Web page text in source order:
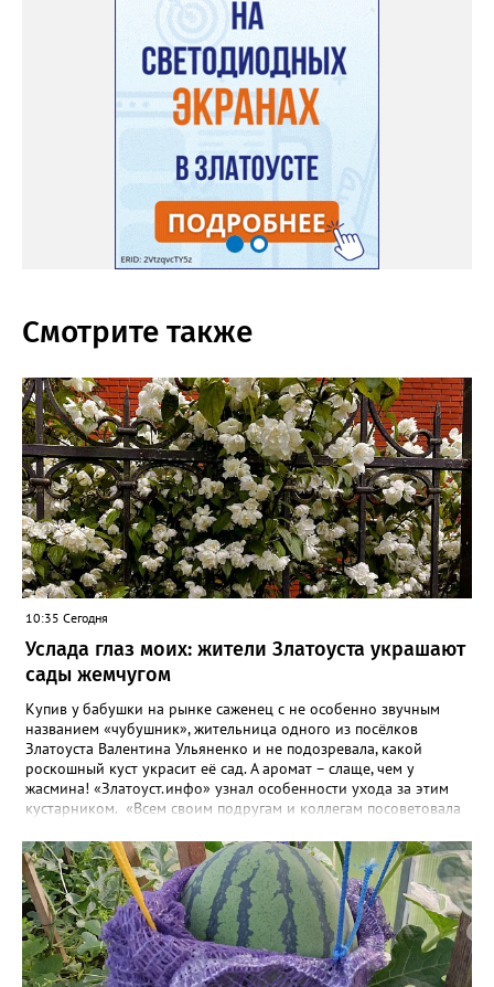
Смотрите также
10:35 Сегодня
Услада глаз моих: жители Златоуста украшают
сады жемчугом
Купив у бабушки на рынке саженец с не особенно звучным
названием «чубушник», жительница одного из посёлков
Златоуста Валентина Ульяненко и не подозревала, какой
роскошный куст украсит её сад. А аромат – слаще, чем у
жасмина! «Златоуст.инфо» узнал особенности ухода за этим
кустарником. «Всем своим подругам и коллегам посоветовала
городе всё больше, - рассказала нашему порталу Валентина. – У
меня растёт, на мой взгляд, самый красивый сорт – «Жемчуг».
Моему кусту (на фото) четыре года, достаточно компактный.
Махровые цветки - диаметром шесть сантиметров. Цветёт в
июле не менее трёх недель. Oчень ароматный, что редко
встречается у сортовых особeй. Не бойтесь подстригать - он
это любит. Если не знаете, чем украсить свой сад, сажайте